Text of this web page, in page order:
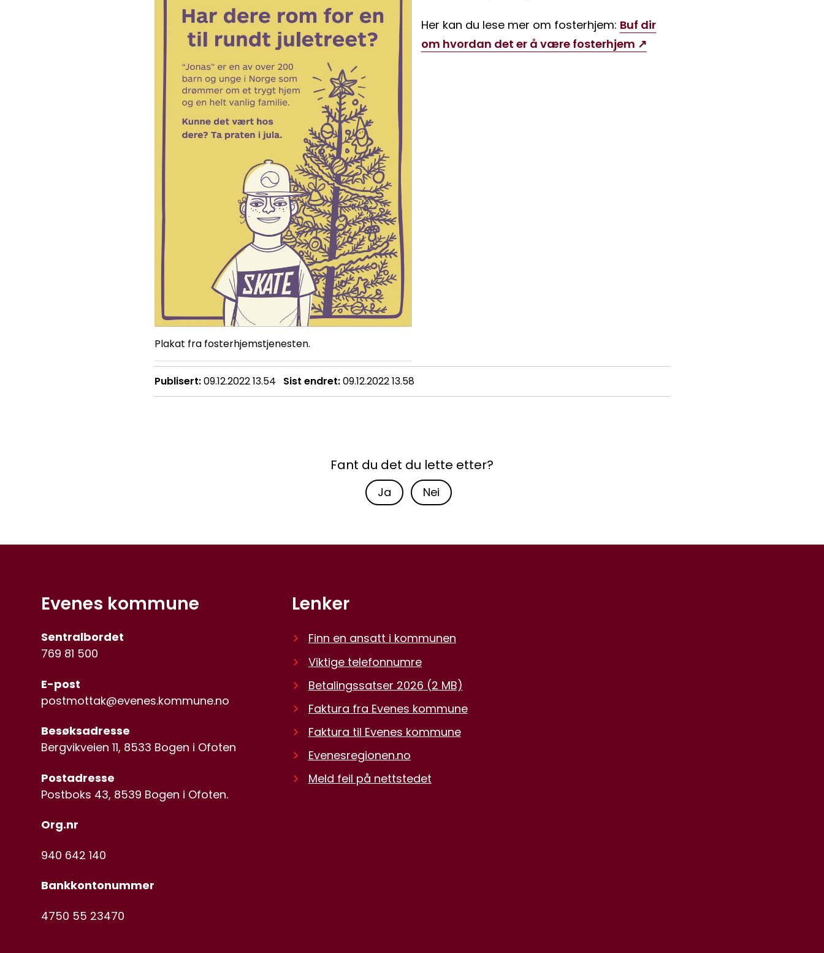
Plakat fra fosterhjemstjenesten.
Her kan du lese mer om fosterhjem: Buf dir
om hvordan det er å være fosterhjem
Publisert 09.12.2022 13.54 Sist endret 09.12.2022 13.58
Fant du det du lette etter?
Ja Nei
Evenes kommune
Sentralbordet
769 81 500
E-post
postmottak@evenes.kommune.no
Besøksadresse
Bergvikveien 11, 8533 Bogen i Ofoten
Postadresse
Postboks 43, 8539 Bogen i Ofoten.
Org.nr
940 642 140
Bankkontonummer
4750 55 23470
Lenker
Finn en ansatt i kommunen
Viktige telefonnumre
Betalingssatser 2026 (2 MB)
Faktura fra Evenes kommune
Faktura til Evenes kommune
Evenesregionen.no
Meld feil på nettstedet